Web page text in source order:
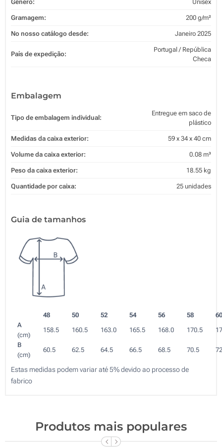
Gênero: Unisex
Gramagem: 200 g/m²
No nosso catálogo desde: Janeiro 2025
País de expedição:
Portugal / República
Checa
Embalagem
Tipo de embalagem individual:
Entregue em saco de
plástico
Medidas da caixa exterior: 59 x 34 x 40 cm
Volume da caixa exterior: 0.08 m³
Peso da caixa exterior: 18.55 kg
Quantidade por caixa: 25 unidades
Guia de tamanhos
48 50 52 54 56 58
60
A
(cm)
158.5 160.5 163.0 165.5 168.0 170.5
B
(cm)
60.5 62.5 64.5 66.5 68.5 70.5
Estas medidas podem variar até 5% devido ao processo de
fabrico
Produtos mais populares